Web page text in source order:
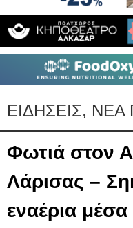
ΕΙΔΗΣΕΙΣ, ΝΕΑ
Φωτιά στον
Λάρισας –
εναέρια μέσα